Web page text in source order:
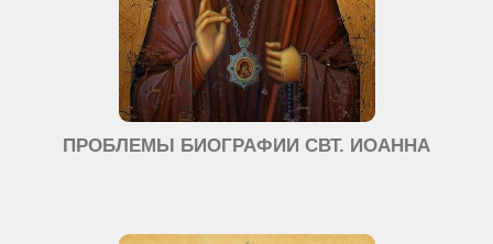
ПРОБЛЕМЫ БИОГРАФИИ СВТ. ИОАННА